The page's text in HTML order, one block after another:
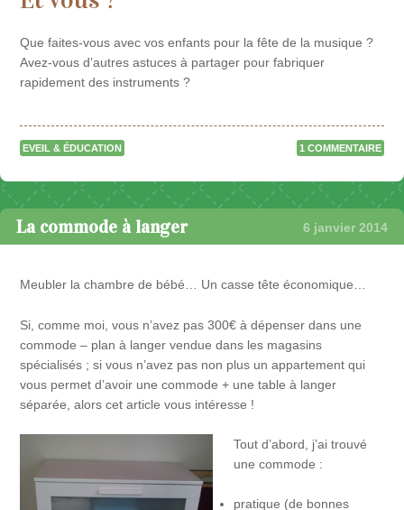
Que faites-vous avec vos enfants pour la fête de la musique ?
Avez-vous d’autres astuces à partager pour fabriquer
rapidement des instruments ?
EVEIL & ÉDUCATION 1 COMMENTAIRE
La commode à langer 6 janvier 2014
Meubler la chambre de bébé… Un casse tête économique…
Si, comme moi, vous n’avez pas 300€ à dépenser dans une
commode – plan à langer vendue dans les magasins
spécialisés ; si vous n’avez pas non plus un appartement qui
vous permet d’avoir une commode + une table à langer
séparée, alors cet article vous intéresse !
Tout d’abord, j’ai trouvé
une commode :
pratique (de bonnes